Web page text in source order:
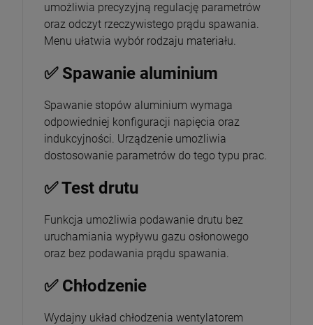
umożliwia precyzyjną regulację parametrów
oraz odczyt rzeczywistego prądu spawania.
Menu ułatwia wybór rodzaju materiału.
✅ Spawanie aluminium
Spawanie stopów aluminium wymaga
odpowiedniej konfiguracji napięcia oraz
indukcyjności. Urządzenie umożliwia
dostosowanie parametrów do tego typu prac.
✅ Test drutu
Funkcja umożliwia podawanie drutu bez
uruchamiania wypływu gazu osłonowego
oraz bez podawania prądu spawania.
✅ Chłodzenie
Wydajny układ chłodzenia wentylatorem